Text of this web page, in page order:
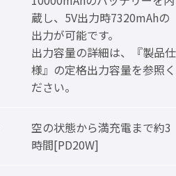
蔵し、5V出力時7320mAhの
出力が可能です。
出力容量の詳細は、『製品仕
様』の定格出力容量を参照く
ださい。
空の状態から満充電まで約3
時間[PD20W]